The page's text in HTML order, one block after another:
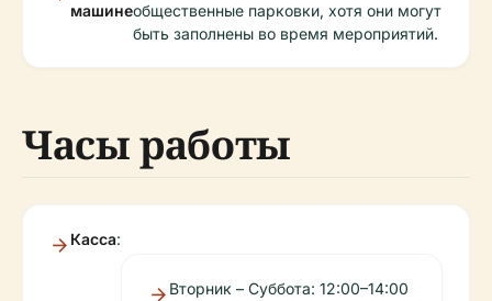
машинеобщественные парковки, хотя они могут
быть заполнены во время мероприятий.
Часы работы
Касса:
Вторник – Суббота: 12:00–14:00